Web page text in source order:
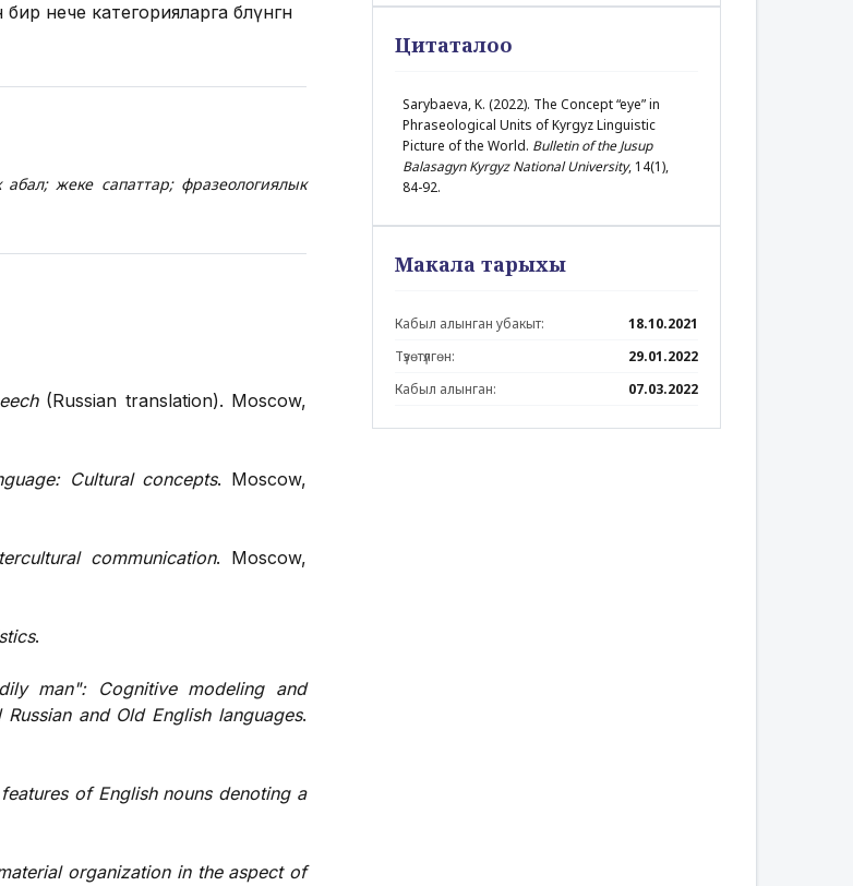
нече категорияларга бөлүнгөн
жеке сапаттар; фразеологиялык
(Russian translation). Moscow,
Cultural concepts. Moscow,
communication. Moscow,
.
man": Cognitive modeling and
and Old English languages.
of English nouns denoting a
organization in the aspect of
Цитаталоо
Sarybaeva, K. (2022). The Concept “eye” in
Phraseological Units of Kyrgyz Linguistic
Picture of the World. Bulletin of the Jusup
Balasagyn Kyrgyz National University, 14(1),
84-92.
Макала тарыхы
Кабыл алынган убакыт:
18.10.2021
Түзөтүлгөн:
29.01.2022
Кабыл алынган:
07.03.2022